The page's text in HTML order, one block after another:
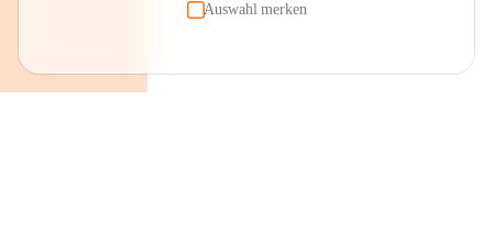
Auswahl merken